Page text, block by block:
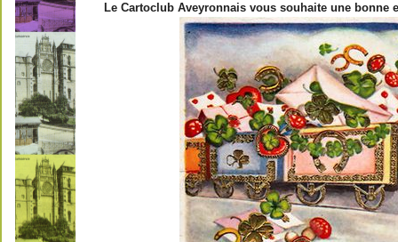
Le Cartoclub Aveyronnais vous souhaite une bonne